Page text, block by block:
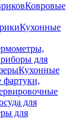
Ковровые
Кухонные
для
Кухонные
для
для